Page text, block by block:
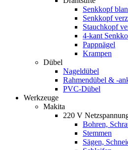
Senkkopf
Senkkopf
Stauchkopf
4-kant
Pappnägel
Krampen
Dübel
Nageldübel
Rahmendübel & -
PVC-Dübel
Werkzeuge
Makita
220 V
Bohren,
Stemmen
Sägen,